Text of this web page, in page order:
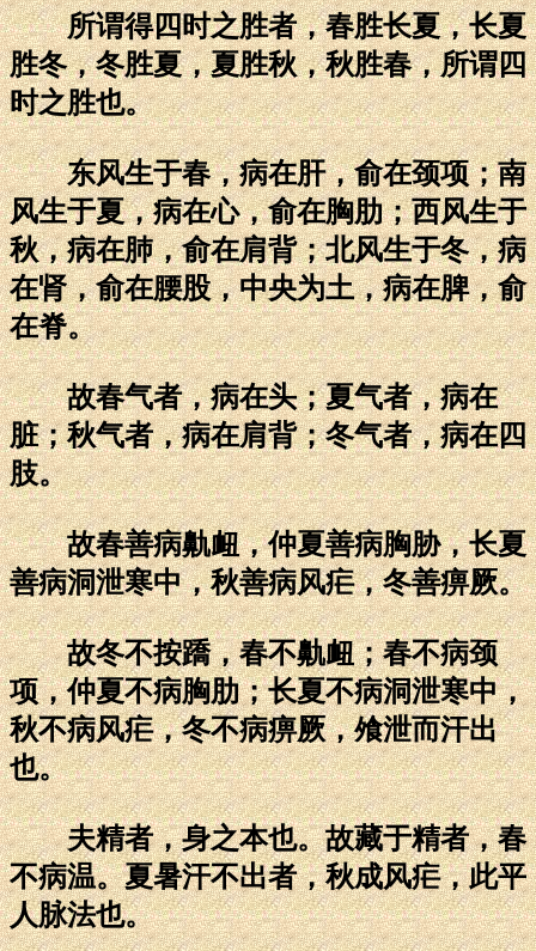
所谓得四时之胜者，春胜长夏，长夏
胜冬，冬胜夏，夏胜秋，秋胜春，所谓四
时之胜也。
东风生于春，病在肝，俞在颈项；南
风生于夏，病在心，俞在胸肋；西风生于
秋，病在肺，俞在肩背；北风生于冬，病
在肾，俞在腰股，中央为土，病在脾，俞
在脊。
故春气者，病在头；夏气者，病在
脏；秋气者，病在肩背；冬气者，病在四
肢。
故春善病鼽衄，仲夏善病胸胁，长夏
善病洞泄寒中，秋善病风疟，冬善痹厥。
故冬不按蹻，春不鼽衄；春不病颈
项，仲夏不病胸肋；长夏不病洞泄寒中，
秋不病风疟，冬不病痹厥，飧泄而汗出
也。
夫精者，身之本也。故藏于精者，春
不病温。夏暑汗不出者，秋成风疟，此平
人脉法也。